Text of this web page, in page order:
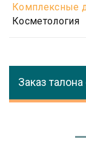
Комплексные
Косметология
Заказ